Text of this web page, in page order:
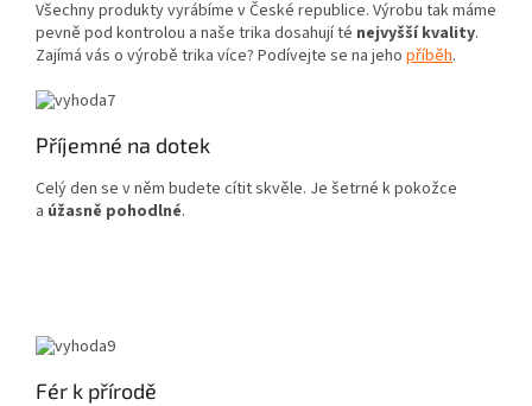
Všechny produkty vyrábíme v České republice. Výrobu tak máme
pevně pod kontrolou a naše trika dosahují té nejvyšší kvality.
Zajímá vás o výrobě trika více? Podívejte se na jeho příběh.
Příjemné na dotek
Celý den se v něm budete cítit skvěle. Je šetrné k pokožce
a úžasně pohodlné.
Fér k přírodě